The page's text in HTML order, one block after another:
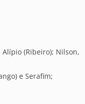
Alípio (Ribeiro); Nilson,
e Serafim;